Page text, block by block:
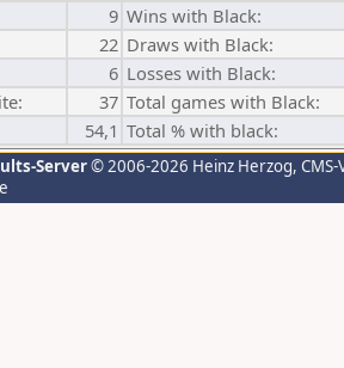
9 Wins with Black:
22 Draws with Black:
6 Losses with Black:
37 Total games with Black:
54,1 Total % with black:
Server© 2006-2026 Heinz Herzog,